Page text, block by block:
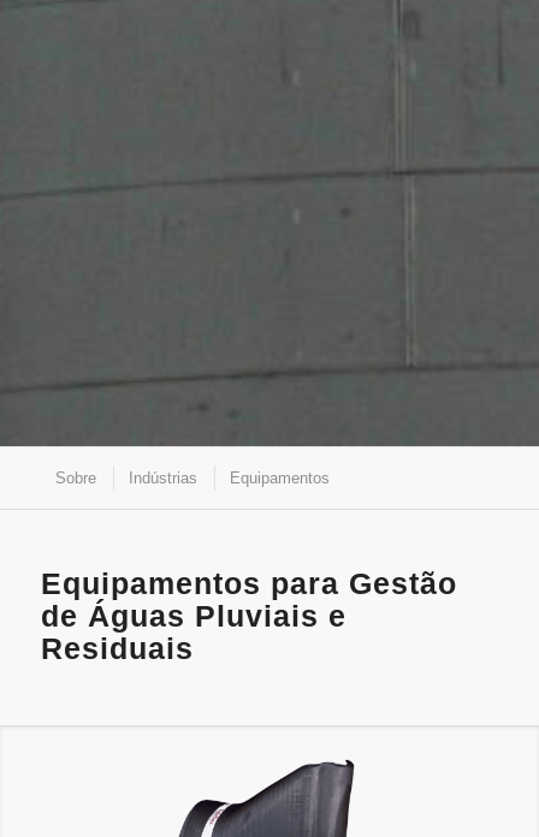
Sobre Indústrias Equipamentos
Equipamentos para Gestão
de Águas Pluviais e
Residuais